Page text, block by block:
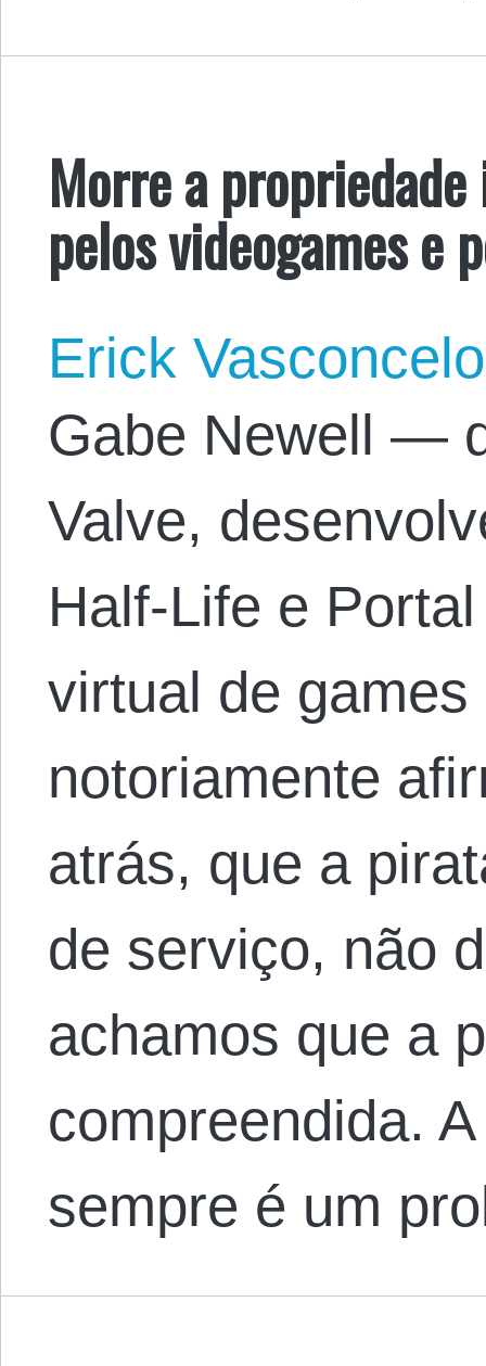
Morre a
pelos videogames e
Erick
Gabe Newell —
Valve,
Half-Life e
virtual de
notoriamente
atrás, que a
de serviço, não
achamos que a
compreendida.
sempre é um